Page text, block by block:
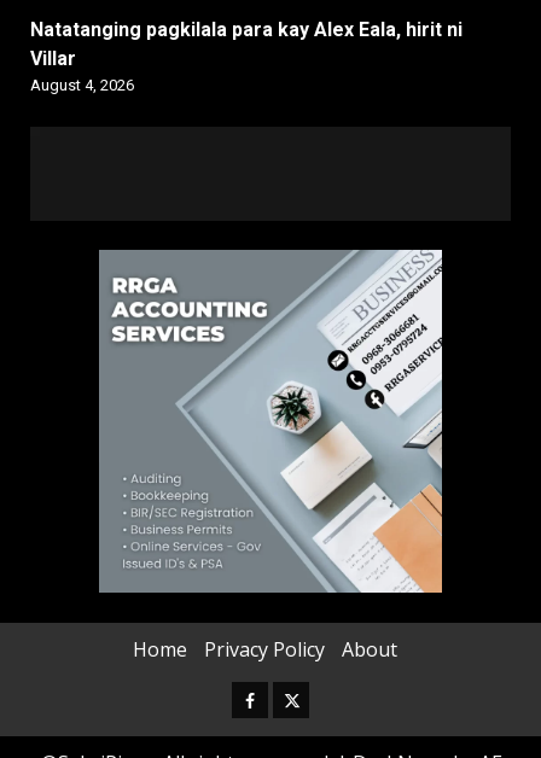
Natatanging pagkilala para kay Alex Eala, hirit ni
Villar
August 4, 2026
Home Privacy Policy About
Facebook
Twitter